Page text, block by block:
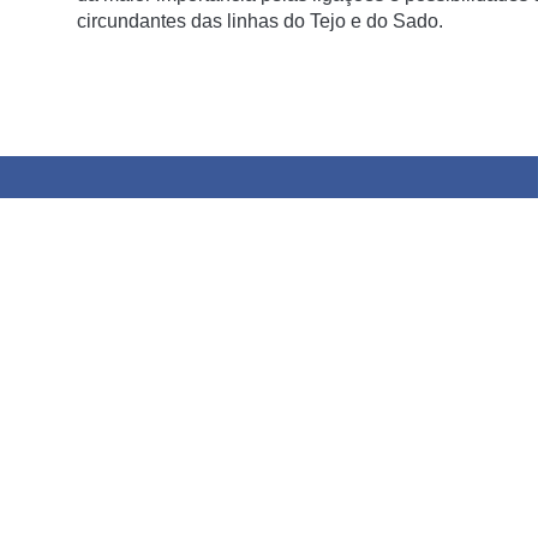
circundantes das linhas do Tejo e do Sado.